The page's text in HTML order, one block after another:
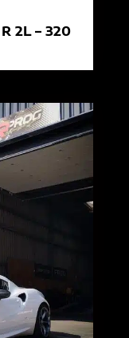
2L – 320